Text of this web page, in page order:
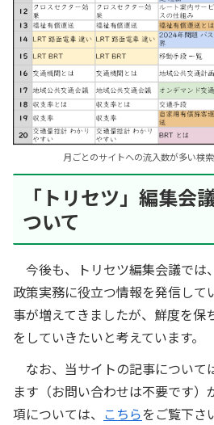
月ごとのサイトへの流入数が多い検
「トリセツ」編集会
ついて
今後も、トリセツ編集会議では
政策実務に役立つ情報を発信して
事が増えてきましたが、鮮度を保
をしていきたいと考えています。
なお、当サイトの記事について
ます（お問い合わせは不要です
項については、 こちらをご覧下さ